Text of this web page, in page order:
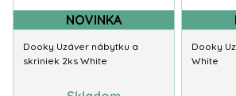
NOVINKA
Dooky Uzáver nábytku a
skriniek 2ks White
Dooky
White